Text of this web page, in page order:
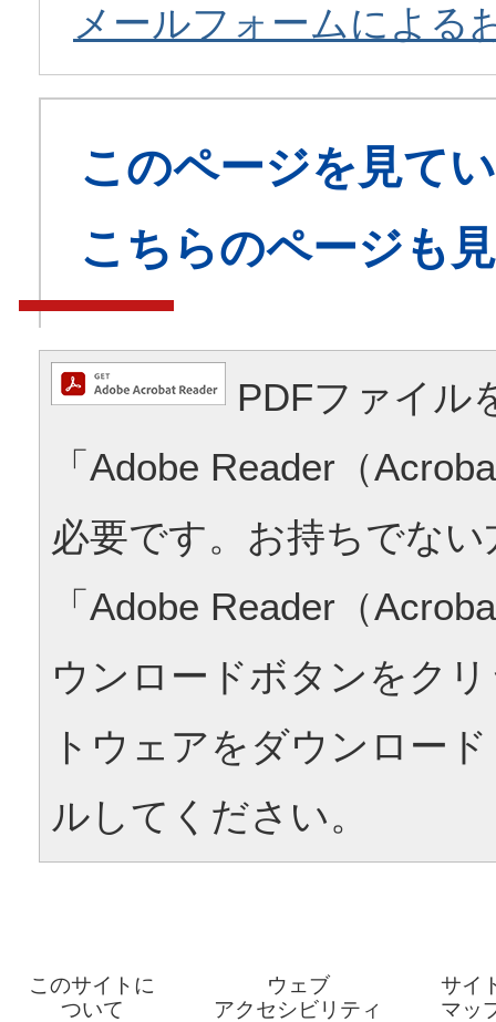
メールフォームによる
このページを見て
こちらのページも
PDFファイル
「Adobe Reader（
必要です。お持ちでな
「Adobe Reader（
ウンロードボタンをク
トウェアをダウンロー
ルしてください。
このサイトに
ついて
ウェブ
アクセシビリティ
サイ
マッ